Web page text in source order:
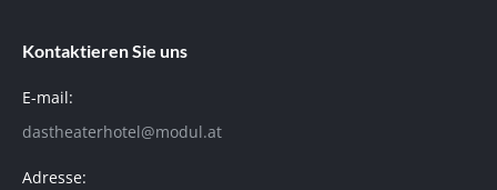
Kontaktieren Sie uns
E-mail:
dastheaterhotel@modul.at
Adresse: